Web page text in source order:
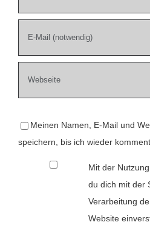
Meinen Namen, E-Mail und
speichern, bis ich wieder
Mit der
du dich mit der
Verarbeitung
Website